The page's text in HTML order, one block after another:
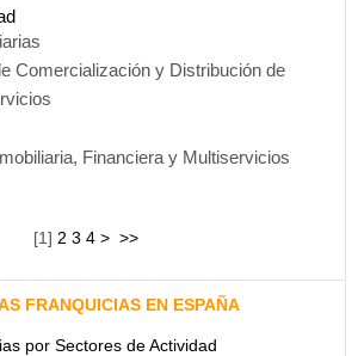
Comercialización y Distribución de
Financiera y Multiservicios
[1] 2 3 4 > >>
FRANQUICIAS EN ESPAÑA
por Sectores de Actividad